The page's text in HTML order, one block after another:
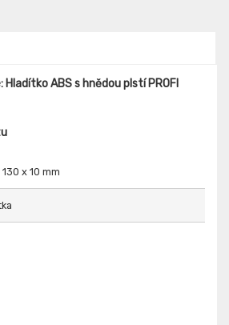
ABS s hnědou plstí PROFI
x 10 mm